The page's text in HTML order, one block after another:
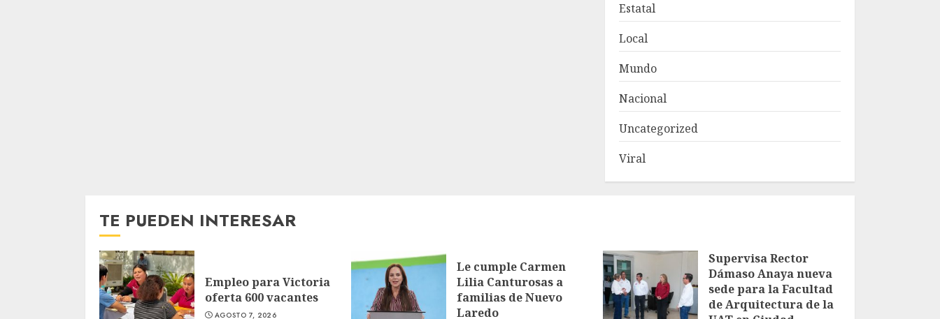
Estatal
Local
Mundo
Nacional
Uncategorized
Viral
TE PUEDEN INTERESAR
Empleo para Victoria
oferta 600 vacantes
AGOSTO 7, 2026
Le cumple Carmen
Lilia Canturosas a
familias de Nuevo
Laredo
Supervisa Rector
Dámaso Anaya nueva
sede para la Facultad
de Arquitectura de la